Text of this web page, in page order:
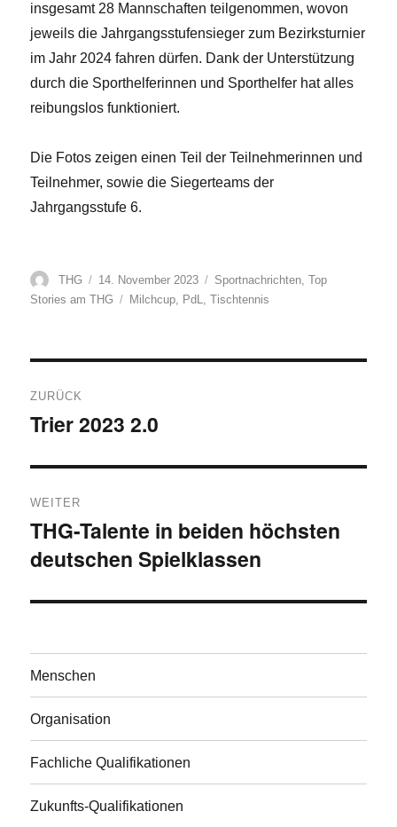
insgesamt 28 Mannschaften teilgenommen, wovon
jeweils die Jahrgangsstufensieger zum Bezirksturnier
im Jahr 2024 fahren dürfen. Dank der Unterstützung
durch die Sporthelferinnen und Sporthelfer hat alles
reibungslos funktioniert.
Die Fotos zeigen einen Teil der Teilnehmerinnen und
Teilnehmer, sowie die Siegerteams der
Jahrgangsstufe 6.
Autor
THG
Veröffentlicht
am
14. November 2023 Kategorien
Sportnachrichten,Top
Stories am THG
Schlagwörter
Milchcup, PdL,Tischtennis
ZURÜCK
Vorheriger
Trier 2023 2.0
WEITER
Nächster
Beitrag:
THG-Talente in beiden höchsten
deutschen Spielklassen
Menschen
Organisation
Fachliche Qualifikationen
Zukunfts-Qualifikationen